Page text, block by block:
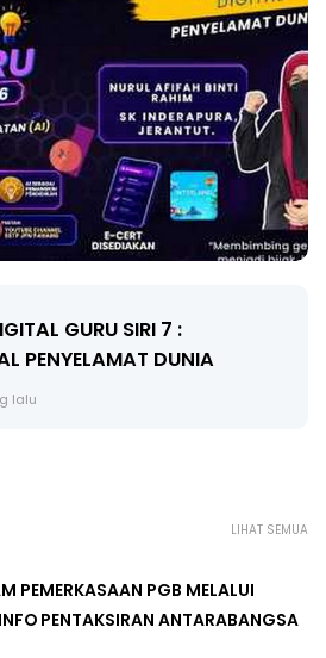
GURU SIRI 7 :
PENYELAMAT DUNIA
lalu
LIHAT SEMUA
PEMERKASAAN PGB MELALUI
PENTAKSIRAN ANTARABANGSA